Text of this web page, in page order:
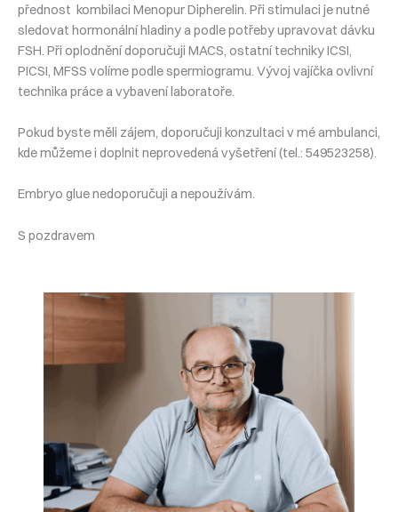
přednost kombilaci Menopur Dipherelin. Při stimulaci je nutné
sledovat hormonální hladiny a podle potřeby upravovat dávku
FSH. Při oplodnění doporučuji MACS, ostatní techniky ICSI,
PICSI, MFSS volíme podle spermiogramu. Vývoj vajíčka ovlivní
technika práce a vybavení laboratoře.
Pokud byste měli zájem, doporučuji konzultaci v mé ambulanci,
kde můžeme i doplnit neprovedená vyšetření (tel.: 549523258).
Embryo glue nedoporučuji a nepoužívám.
S pozdravem